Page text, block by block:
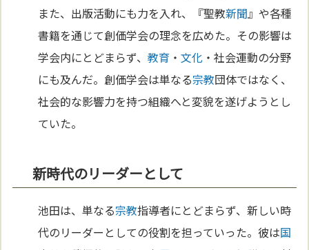
また、出版活動にも力を入れ、『聖教新聞』や各種
書籍を通じて創価学会の理念を広めた。その影響は
学会内にとどまらず、教育 ・文化 ・社会運動の分野
にも及んだ。創価学会は単なる宗教団体ではなく、
社会的な影響力を持つ組織へと変貌を遂げようとし
ていた。
新時代のリーダーとして
池田は、単なる宗教指導者にとどまらず、新しい時
代のリーダーとしての役割を担っていった。彼は国